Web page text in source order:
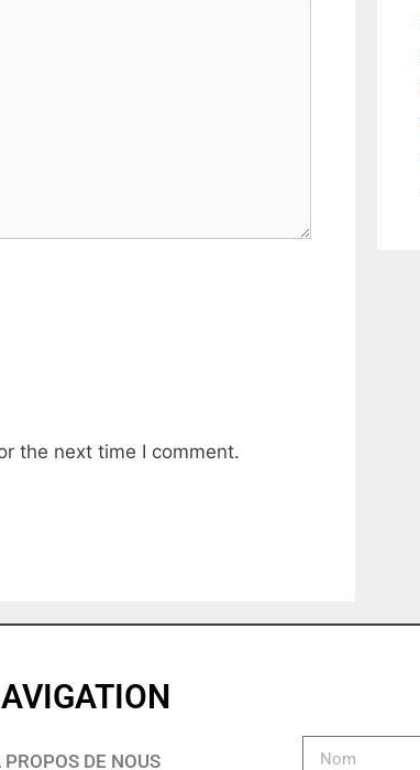
the next time I comment.
PROPOS DE NOUS